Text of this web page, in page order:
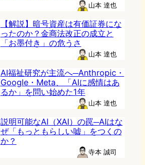
山本 達也
【解説】暗号資産は有価証券にな
ったのか？金商法改正の成立と
「お墨付き」の危うさ
山本 達也
AI福祉研究が主流へ─Anthropic・
Google・Meta、「AIに感情はあ
るか」を問い始めた1年
山本 達也
説明可能なAI（XAI）の罠─AIはな
ぜ「もっともらしい嘘」をつくの
か？
寺本 誠司